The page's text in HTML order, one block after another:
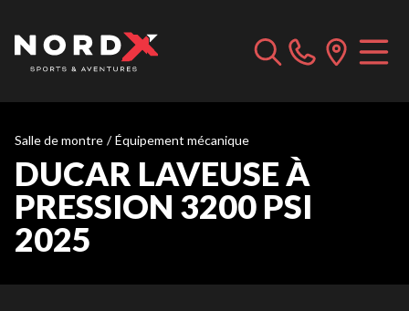
Salle de montre / Équipement mécanique
DUCAR LAVEUSE À
PRESSION 3200 PSI
2025